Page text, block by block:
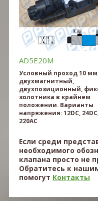
AD5E20M
Условный проход 10
двухмагнитный,
двухпозиционный,
золотника в крайнем
положении. Варианты
напряжения: 12DC,
220AC
Если среди
необходимого
клапана просто не
Обратитесь к
помогут Контакты